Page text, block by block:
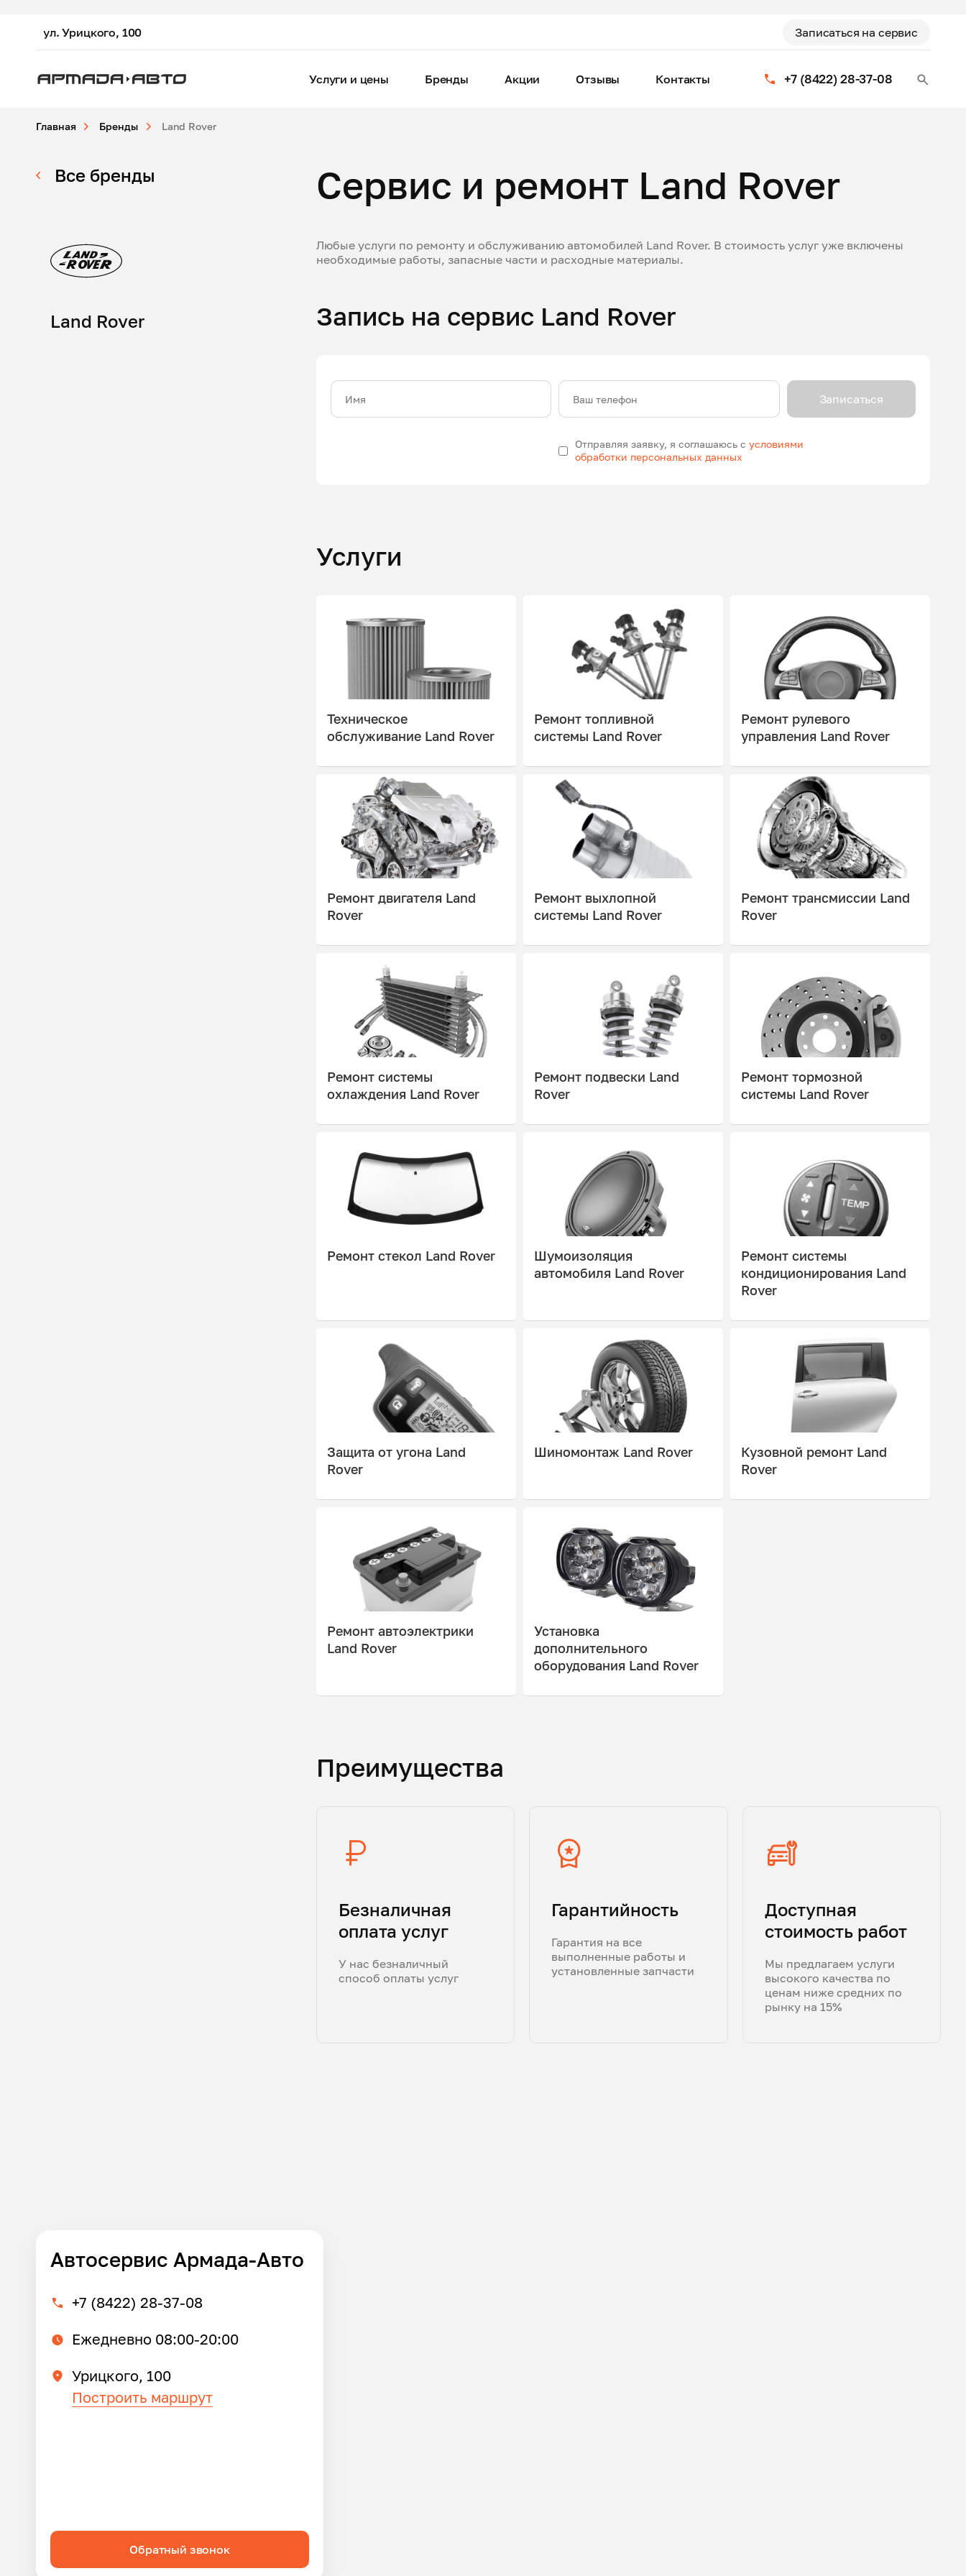
ул. Урицкого, 100 Записаться на сервис
+7 (8422) 28-37-08
Услуги и цены Бренды Акции Отзывы Контакты
Главная Бренды Land Rover
Все бренды
Land Rover
Сервис и ремонт Land Rover
Любые услуги по ремонту и обслуживанию автомобилей Land Rover. В стоимость услуг уже включены
необходимые работы, запасные части и расходные материалы.
Запись на сервис Land Rover
Имя Ваш телефон
Отправляя заявку, я соглашаюсь сусловиями
обработки персональных данных
Записаться
Услуги
Техническое
обслуживание Land Rover
Ремонт топливной
системы Land Rover
Ремонт рулевого
управления Land Rover
Ремонт двигателя Land
Rover
Ремонт выхлопной
системы Land Rover
Ремонт трансмиссии Land
Rover
Ремонт системы
охлаждения Land Rover
Ремонт подвески Land
Rover
Ремонт тормозной
системы Land Rover
Ремонт стекол Land Rover
Шумоизоляция
автомобиля Land Rover
Ремонт системы
кондиционирования Land
Rover
Защита от угона Land
Rover
Шиномонтаж Land Rover
Кузовной ремонт Land
Rover
Ремонт автоэлектрики
Land Rover
Установка
дополнительного
оборудования Land Rover
Преимущества
Безналичная
оплата услуг
У нас безналичный
способ оплаты услуг
Гарантийность
Гарантия на все
выполненные работы и
установленные запчасти
Доступная
стоимость работ
Мы предлагаем услуги
высокого качества по
ценам ниже средних по
рынку на 15%
Автосервис Армада-Авто
+7 (8422) 28-37-08
Ежедневно 08:00-20:00
Урицкого, 100
Построить маршрут
Обратный звонок